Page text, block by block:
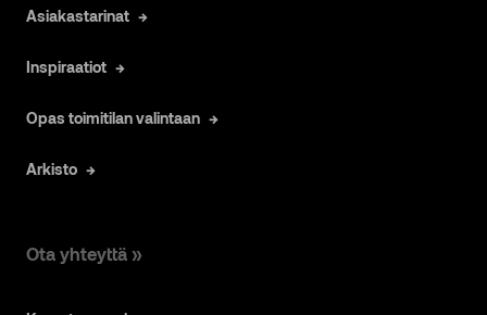
Asiakastarinat
Inspiraatiot
Opas toimitilan valintaan
Arkisto
Ota yhteyttä »